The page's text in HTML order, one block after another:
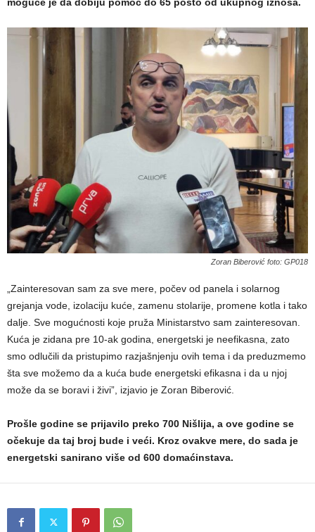
moguće je da dobiju pomoć do 65 posto od ukupnog iznosa.
Zoran Biberović foto: GP018
„Zainteresovan sam za sve mere, počev od panela i solarnog
grejanja vode, izolaciju kuće, zamenu stolarije, promene kotla i tako
dalje. Sve mogućnosti koje pruža Ministarstvo sam zainteresovan.
Kuća je zidana pre 10-ak godina, energetski je neefikasna, zato
smo odlučili da pristupimo razjašnjenju ovih tema i da preduzmemo
šta sve možemo da a kuća bude energetski efikasna i da u njoj
može da se boravi i živi”, izjavio je Zoran Biberović.
Prošle godine se prijavilo preko 700 Nišlija, a ove godine se
očekuje da taj broj bude i veći. Kroz ovakve mere, do sada je
energetski sanirano više od 600 domaćinstava.